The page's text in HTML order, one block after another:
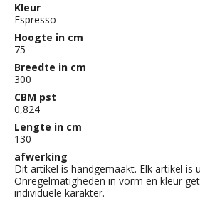
Kleur
Espresso
Hoogte in cm
75
Breedte in cm
300
CBM pst
0,824
Lengte in cm
130
afwerking
Dit artikel is handgemaakt. Elk artikel is
Onregelmatigheden in vorm en kleur
individuele karakter.